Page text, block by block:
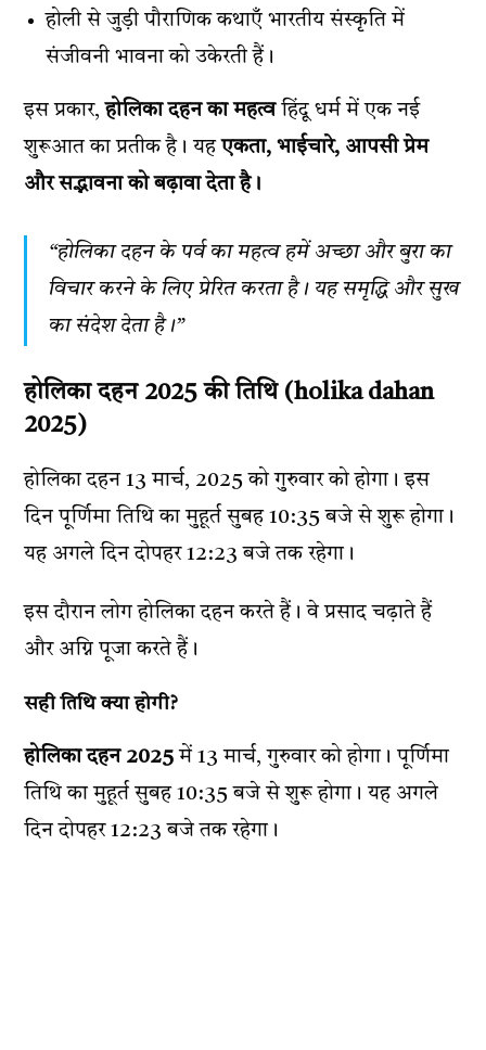
होली से जुड़ी पौराणिक कथाएँ भारतीय संस्कृति में
संजीवनी भावना को उकेरती हैं।
इस प्रकार,होलिका दहन का महत्वहिंदू धर्म में एक नई
शुरूआत का प्रतीक है। यहएकता, भाईचारे, आपसी प्रेम
और सद्भावना को बढ़ावा देता है।
“होलिका दहन के पर्व का महत्व हमें अच्छा और बुरा का
विचार करने के लिए प्रेरित करता है। यह समृद्धि और सुख
का संदेश देता है।”
होलिका दहन 2025 की तिथि (holika dahan
2025)
होलिका दहन 13 मार्च, 2025 को गुरुवार को होगा। इस
दिन पूर्णिमा तिथि का मुहूर्त सुबह 10:35 बजे से शुरू होगा।
यह अगले दिन दोपहर 12:23 बजे तक रहेगा।
इस दौरान लोग होलिका दहन करते हैं। वे प्रसाद चढ़ाते हैं
और अग्नि पूजा करते हैं।
सही तिथि क्या होगी?
होलिका दहन 2025 में 13 मार्च, गुरुवार को होगा। पूर्णिमा
तिथि का मुहूर्त सुबह 10:35 बजे से शुरू होगा। यह अगले
दिन दोपहर 12:23 बजे तक रहेगा।